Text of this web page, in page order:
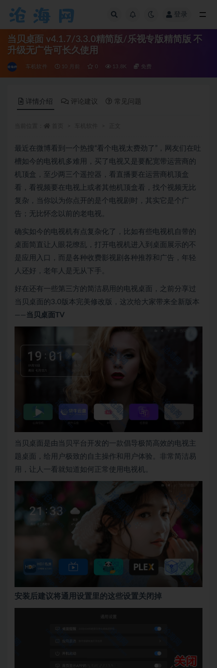
登录
当贝桌面 v4.1.7/3.3.0精简版/乐视专版精简版 不
升级无广告可长久使用
车机软件 10 月前 0 13.8K 免费
详情介绍 评论建议 常见问题
最近在微博看到一个热搜“看个电视太费劲了”，网友们在吐
槽如今的电视机多难用，买了电视又是要配宽带运营商的
机顶盒，至少两三个遥控器，看直播要在运营商机顶盒
看，看视频要在电视上或者其他机顶盒看，找个视频无比
复杂，当你以为你点开的是个电视剧时，其实它是个广
告；无比怀念以前的老电视。
确实如今的电视机有点复杂化了，比如有些电视机自带的
桌面简直让人眼花缭乱，打开电视机进入到桌面展示的不
是应用入口，而是各种收费影视剧各种推荐和广告，年轻
人还好，老年人是无从下手。
好在还有一些第三方的简洁易用的电视桌面，之前分享过
当贝桌面的3.0版本完美修改版，这次给大家带来全新版本
——当贝桌面TV
当贝桌面是由当贝平台开发的一款倡导极简高效的电视主
题桌面，给用户极致的自主操作和用户体验。非常简洁易
用，让人一看就知道如何正常使用电视机。
安装后建议将通用设置里的这些设置关闭掉